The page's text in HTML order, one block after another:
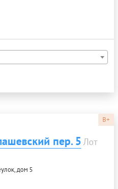
B+
пер. 5 Лот
дом 5